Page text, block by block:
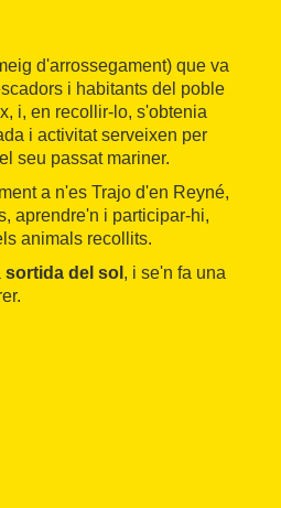
d'arrossegament) que va
i habitants del poble
i, en recollir-lo, s'obtenia
i activitat serveixen per
seu passat mariner.
a n'es Trajo d'en Reyné,
aprendre'n i participar-hi,
animals recollits.
sortida del sol , i se'n fa una